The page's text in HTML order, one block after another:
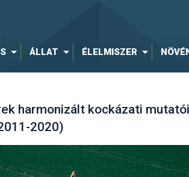
ÁLLAT ÉLELMISZER
harmonizált kockázati mutatói
2020)